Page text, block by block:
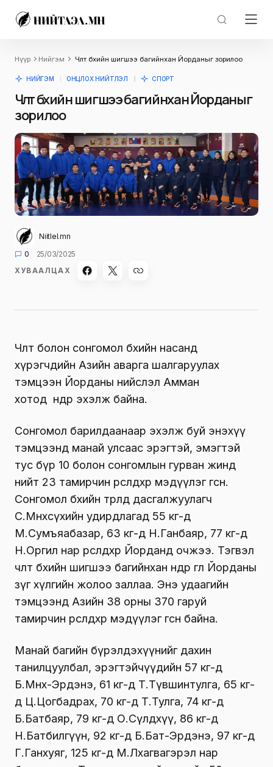
Нүүр Нийгэм Чөлөөт бөхийн шигшээ багийнхан Йорданыг зорилоо
НИЙГЭМ ОНЦЛОХ НИЙТЛЭЛ СПОРТ
Чөлөөт бөхийн шигшээ багийнхан Йорданыг
зорилоо
Niitlel.mn
0
25/03/2025
ХУВААЛЦАХ
Чөлөөт болон сонгомол бөхийн насанд
хүрэгчдийн Азийн аварга шалгаруулах
тэмцээн Йорданы нийслэл Амман
хотод өнөөдөр эхэлж байна.
Сонгомол барилдаанаар эхэлж буй энэхүү
тэмцээнд манай улсаас эрэгтэй, эмэгтэй
тус бүр 10 болон сонгомлын гурван жинд
нийт 23 тамирчин өрсөлдөхөөр мэдүүлэг өгсөн.
Сонгомол бөхийн төрөлд дасгалжуулагч
С.Мөнхсүхийн удирдлагад 55 кг-д
М.Сумъяабазар, 63 кг-д Н.Ганбаяр, 77 кг-д
Н.Оргил нар өрсөлдөхөөр Йорданд очжээ. Тэгвэл
чөлөөт бөхийн шигшээ багийнхан өнөөдөр өглөө Йорданы
зүг хүлгийн жолоо заллаа. Энэ удаагийн
тэмцээнд Азийн 38 орны 370 гаруй
тамирчин өрсөлдөхөөр мэдүүлэг өгсөн байна.
Манай багийн бүрэлдэхүүнийг дахин
танилцуулбал, эрэгтэйчүүдийн 57 кг-д
Б.Мөнх-Эрдэнэ, 61 кг-д Т.Түвшинтулга, 65 кг-
д Ц.Цогбадрах, 70 кг-д Т.Тулга, 74 кг-д
Б.Батбаяр, 79 кг-д О.Сүлдхүү, 86 кг-д
Н.Батбилгүүн, 92 кг-д Б.Бат-Эрдэнэ, 97 кг-д
Г.Ганхуяг, 125 кг-д М.Лхагвагэрэл нар